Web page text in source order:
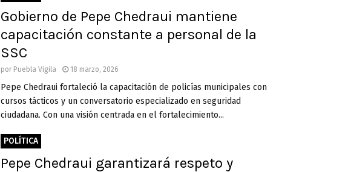
Gobierno de Pepe Chedraui mantiene
capacitación constante a personal de la
SSC
por Puebla Vigila 18 marzo, 2026
Pepe Chedraui fortaleció la capacitación de policías municipales con
cursos tácticos y un conversatorio especializado en seguridad
ciudadana. Con una visión centrada en el fortalecimiento...
POLÍTICA
Pepe Chedraui garantizará respeto y